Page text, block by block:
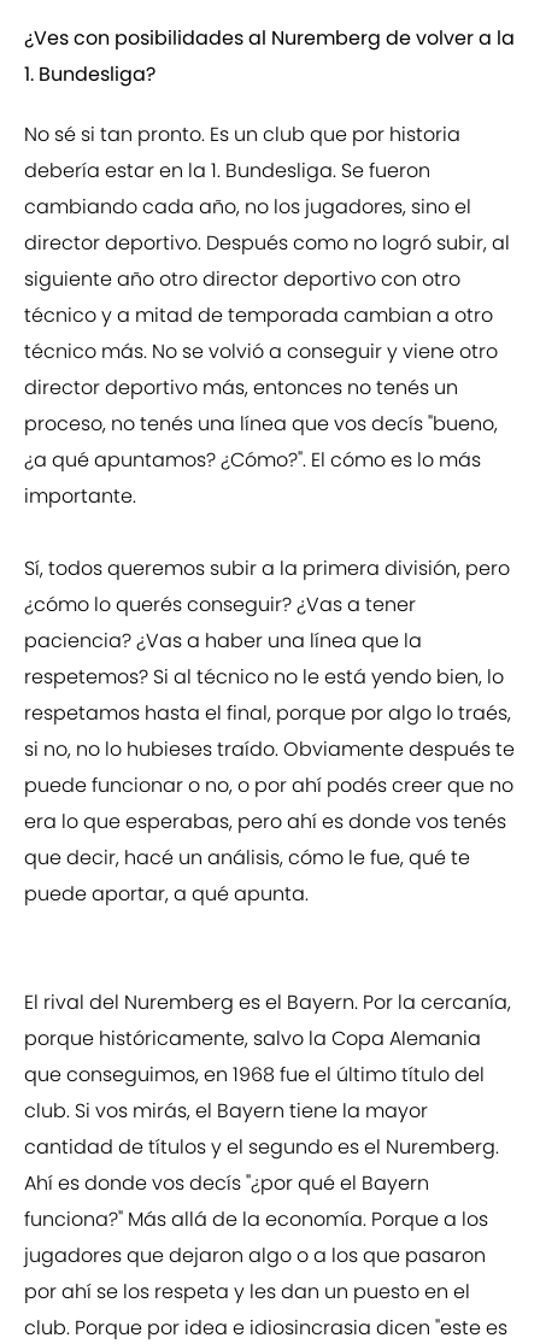
¿Ves con posibilidades al Nuremberg de volver a la
1. Bundesliga?
No sé si tan pronto. Es un club que por historia
debería estar en la 1. Bundesliga. Se fueron
cambiando cada año, no los jugadores, sino el
director deportivo. Después como no logró subir, al
siguiente año otro director deportivo con otro
técnico y a mitad de temporada cambian a otro
técnico más. No se volvió a conseguir y viene otro
director deportivo más, entonces no tenés un
proceso, no tenés una línea que vos decís "bueno,
¿a qué apuntamos? ¿Cómo?". El cómo es lo más
importante.
Sí, todos queremos subir a la primera división, pero
¿cómo lo querés conseguir? ¿Vas a tener
paciencia? ¿Vas a haber una línea que la
respetemos? Si al técnico no le está yendo bien, lo
respetamos hasta el final, porque por algo lo traés,
si no, no lo hubieses traído. Obviamente después te
puede funcionar o no, o por ahí podés creer que no
era lo que esperabas, pero ahí es donde vos tenés
que decir, hacé un análisis, cómo le fue, qué te
puede aportar, a qué apunta.
El rival del Nuremberg es el Bayern. Por la cercanía,
porque históricamente, salvo la Copa Alemania
que conseguimos, en 1968 fue el último título del
club. Si vos mirás, el Bayern tiene la mayor
cantidad de títulos y el segundo es el Nuremberg.
Ahí es donde vos decís "¿por qué el Bayern
funciona?" Más allá de la economía. Porque a los
jugadores que dejaron algo o a los que pasaron
por ahí se los respeta y les dan un puesto en el
club. Porque por idea e idiosincrasia dicen "este es